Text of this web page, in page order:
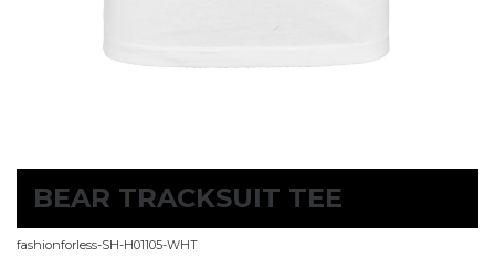
BEAR TRACKSUIT TEE
fashionforless-SH-H01105-WHT